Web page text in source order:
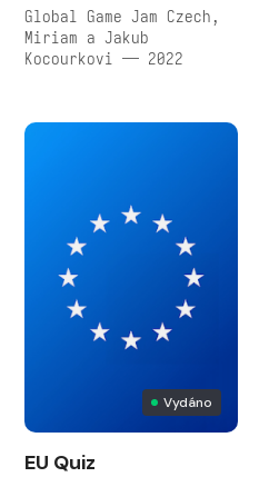
Global Game Jam Czech,
Miriam a Jakub
Kocourkovi — 2022
Vydáno
EU Quiz